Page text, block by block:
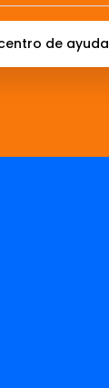
de ayuda